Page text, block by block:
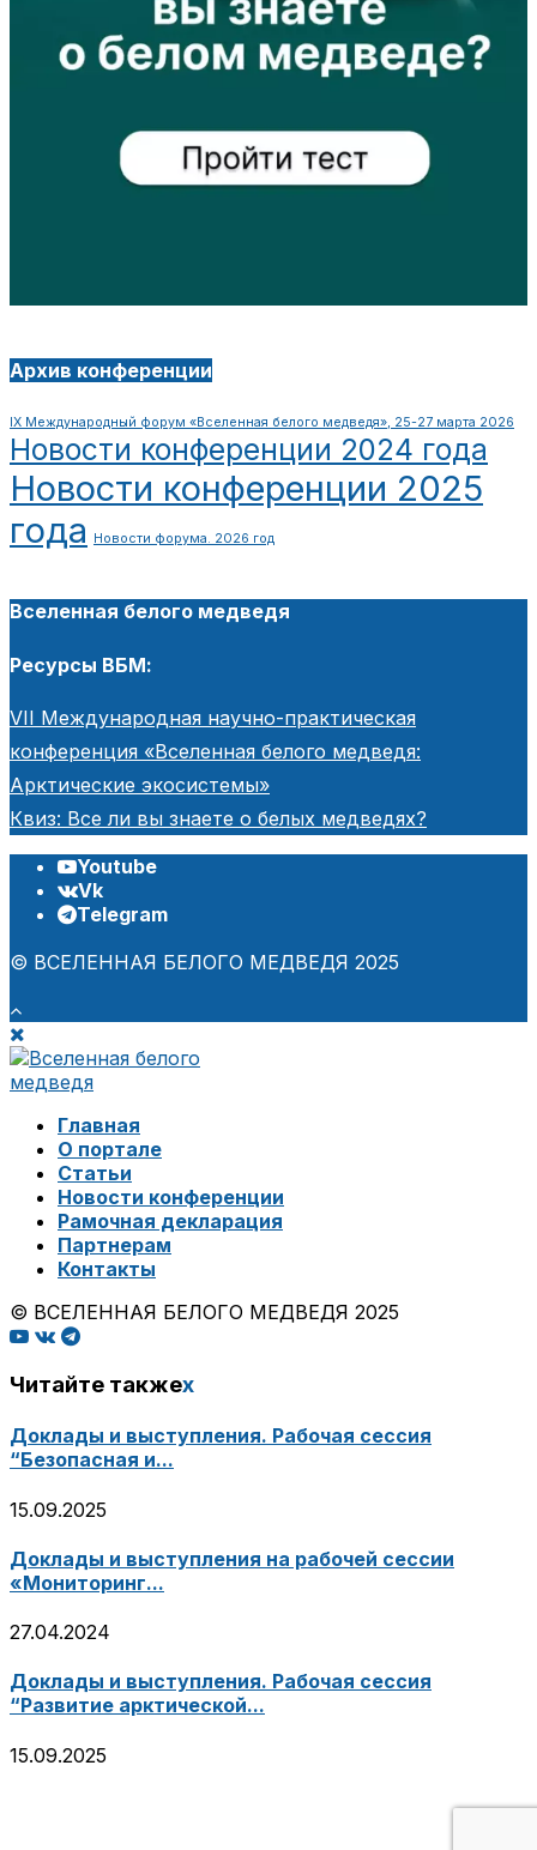
Архив конференции
IX Международный форум «Вселенная белого медведя», 25-27 марта 2026
Новости конференции 2024 года
Новости конференции 2025
года
Новости форума. 2026 год
Вселенная белого медведя
Ресурсы ВБМ:
VII Международная научно-практическая
конференция «Вселенная белого медведя:
Арктические экосистемы»
Квиз: Все ли вы знаете о белых медведях?
Youtube
Vk
Telegram
© ВСЕЛЕННАЯ БЕЛОГО МЕДВЕДЯ 2025
Главная
О портале
Статьи
Новости конференции
Рамочная декларация
Партнерам
Контакты
© ВСЕЛЕННАЯ БЕЛОГО МЕДВЕДЯ 2025
Читайте такжеx
Доклады и выступления. Рабочая сессия
“Безопасная и...
15.09.2025
Доклады и выступления на рабочей сессии
«Мониторинг...
27.04.2024
Доклады и выступления. Рабочая сессия
“Развитие арктической...
15.09.2025